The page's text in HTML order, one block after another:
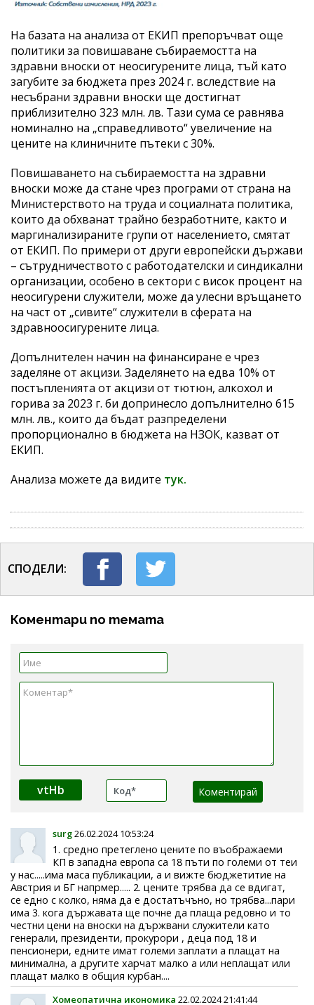
На базата на анализа от ЕКИП препоръчват още
политики за повишаване събираемостта на
здравни вноски от неосигурените лица, тъй като
загубите за бюджета през 2024 г. вследствие на
несъбрани здравни вноски ще достигнат
приблизително 323 млн. лв. Тази сума се равнява
номинално на „справедливото“ увеличение на
цените на клиничните пътеки с 30%.
Повишаването на събираемостта на здравни
вноски може да стане чрез програми от страна на
Министерството на труда и социалната политика,
които да обхванат трайно безработните, както и
маргинализираните групи от населението, смятат
от ЕКИП. По примери от други европейски държави
– сътрудничеството с работодателски и синдикални
организации, особено в сектори с висок процент на
неосигурени служители, може да улесни връщането
на част от „сивите“ служители в сферата на
здравноосигурените лица.
Допълнителен начин на финансиране е чрез
заделяне от акцизи. Заделянето на едва 10% от
постъпленията от акцизи от тютюн, алкохол и
горива за 2023 г. би допринесло допълнително 615
млн. лв., които да бъдат разпределени
пропорционално в бюджета на НЗОК, казват от
ЕКИП.
Анализа можете да видите тук.
СПОДЕЛИ:
Коментари по темата
vtHb
surg26.02.2024 10:53:24
1. средно претеглено цените по въображаеми
КП в западна европа са 18 пъти по големи от теи
у нас.....има маса публикации, а и вижте бюджетитие на
Австрия и БГ напрмер..... 2. цените трябва да се вдигат,
се едно с колко, няма да е достатъчъно, но трябва...пари
има 3. кога държавата ще почне да плаща редовно и то
честни цени на вноски на държвани служители като
генерали, президенти, прокурори , деца под 18 и
пенсионери, едните имат големи заплати а плащат на
минимална, а другите харчат малко а или неплащат или
плащат малко в общия курбан....
Хомеопатична икономика 22.02.2024 21:41:44